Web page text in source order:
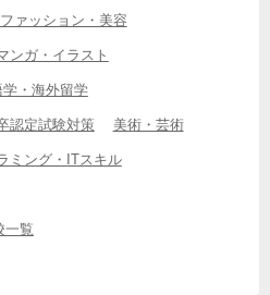
ファッション・美容
ンガ・イラスト
・海外留学
認定試験対策 美術・芸術
ミング・ITスキル
一覧